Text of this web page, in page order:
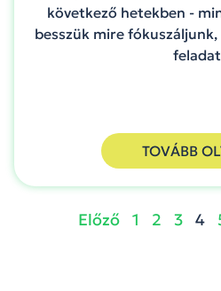
következő hetekben -
besszük mire
TOVÁBB
Előző 1 2 3 4